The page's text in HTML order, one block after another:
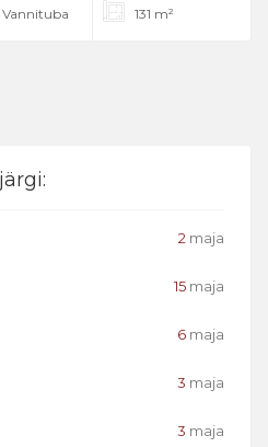
Vannituba 131 m²
2 maja
15 maja
6 maja
3 maja
3 maja